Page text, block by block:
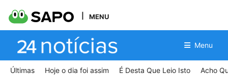
MENU
Menu
Últimas Hoje o dia foi assim É Desta Que Leio Isto Acho